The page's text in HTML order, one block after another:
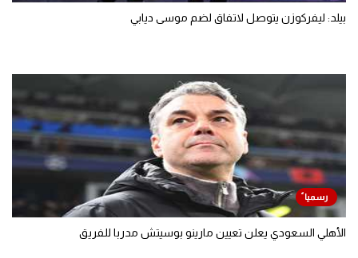
بيلد: ليفركوزن يتوصل لاتفاق لضم موسى ديابي
الأهلي السعودي يعلن تعيين مارينو بوسيتش مدربا للفريق